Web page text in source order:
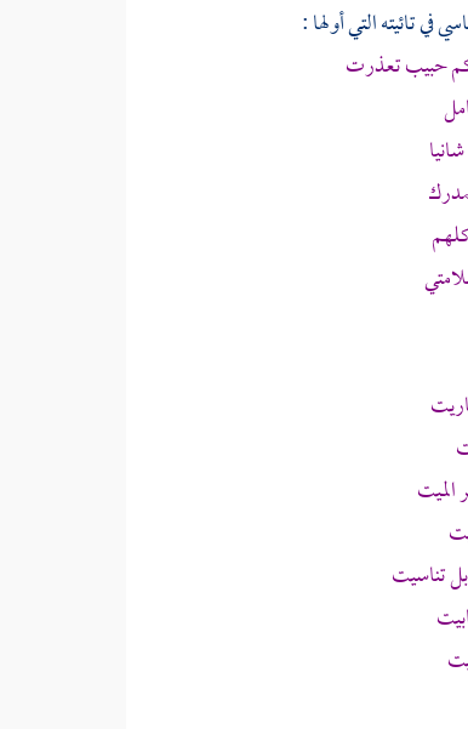
في تائيته التي أولها :
كم حبيب تعذرت
تناسيت